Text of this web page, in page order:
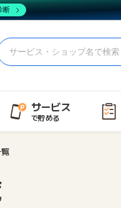
サービス
で貯める
断